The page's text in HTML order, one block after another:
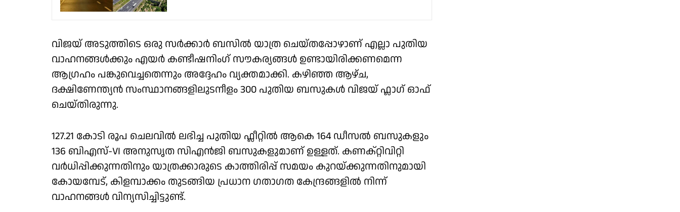
വിജയ് അടുത്തിടെ ഒരു സർക്കാർ ബസിൽ യാത്ര ചെയ്തപ്പോഴാണ് എല്ലാ പുതിയ
വാഹനങ്ങൾക്കും എയർ കണ്ടീഷനിംഗ് സൗകര്യങ്ങൾ ഉണ്ടായിരിക്കണമെന്ന
ആഗ്രഹം പങ്കുവെച്ചതെന്നും അദ്ദേഹം വ്യക്തമാക്കി. കഴിഞ്ഞ ആഴ്ച,
ദക്ഷിണേന്ത്യൻ സംസ്ഥാനങ്ങളിലുടനീളം 300 പുതിയ ബസുകൾ വിജയ് ഫ്ലാഗ് ഓഫ്
ചെയ്തിരുന്നു.
127.21 കോടി രൂപ ചെലവിൽ ലഭിച്ച പുതിയ ഫ്ലീറ്റിൽ ആകെ 164 ഡീസൽ ബസുകളും
136 ബിഎസ്-VI അനുസൃത സിഎൻജി ബസുകളുമാണ് ഉള്ളത്. കണക്റ്റിവിറ്റി
വർധിപ്പിക്കുന്നതിനും യാത്രക്കാരുടെ കാത്തിരിപ്പ് സമയം കുറയ്ക്കുന്നതിനുമായി
കോയമ്പേട്, കിളമ്പാക്കം തുടങ്ങിയ പ്രധാന ഗതാഗത കേന്ദ്രങ്ങളിൽ നിന്ന്
വാഹനങ്ങൾ വിന്യസിച്ചിട്ടുണ്ട്.